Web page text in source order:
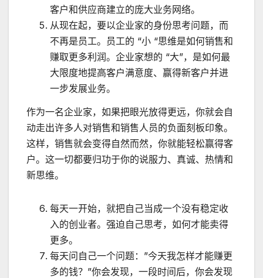
客户和供应商建立的庞大业务网络。
从现在起，要以企业家的身份思考问题，而
不再是员工。员工的 “小 “思维是如何销售和
赚取更多利润。企业家想的 “大”，是如何最
大限度地提高客户满意度、赢得新客户并进
一步发展业务。
作为一名企业家，如果把眼光放得更远，你就会自
动走出许多人对销售和销售人员的负面刻板印象。
这样，销售就会变得自然而然，你就能轻松赢得客
户。这一切都要归功于你的说服力、真诚、热情和
新思维。
每天一开始，就把自己当成一个没有稳定收
入的创业者。强迫自己思考，如何才能卖得
更多。
每天问自己一个问题：”今天我怎样才能赚更
多的钱？”你会发现，一段时间后，你会发现